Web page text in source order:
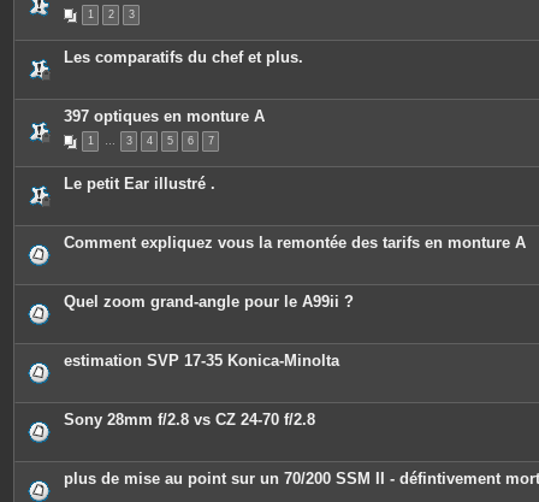
1 2 3
Les comparatifs du chef et plus.
397 optiques en monture A
1 … 3 4 5 6 7
Le petit Ear illustré .
Comment expliquez vous la remontée des tarifs en monture A
Quel zoom grand-angle pour le A99ii ?
estimation SVP 17-35 Konica-Minolta
Sony 28mm f/2.8 vs CZ 24-70 f/2.8
plus de mise au point sur un 70/200 SSM II - défintivement